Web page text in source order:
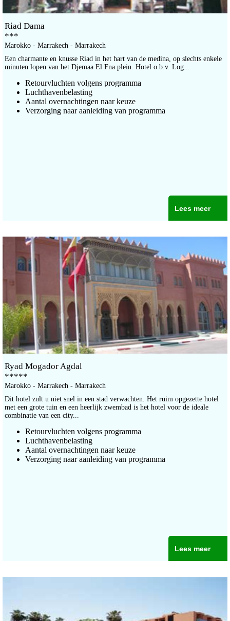
Riad Dama
***
Marokko - Marrakech - Marrakech
Een charmante en knusse Riad in het hart van de medina, op slechts enkele
minuten lopen van het Djemaa El Fna plein. Hotel o.b.v. Log...
Retourvluchten volgens programma
Luchthavenbelasting
Aantal overnachtingen naar keuze
Verzorging naar aanleiding van programma
Lees meer
Ryad Mogador Agdal
*****
Marokko - Marrakech - Marrakech
Dit hotel zult u niet snel in een stad verwachten. Het ruim opgezette hotel
met een grote tuin en een heerlijk zwembad is het hotel voor de ideale
combinatie van een city...
Retourvluchten volgens programma
Luchthavenbelasting
Aantal overnachtingen naar keuze
Verzorging naar aanleiding van programma
Lees meer